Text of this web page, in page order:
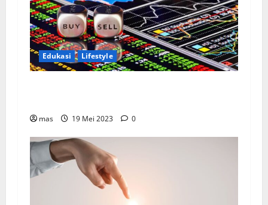
Edukasi Lifestyle
mas 19 Mei 2023 0